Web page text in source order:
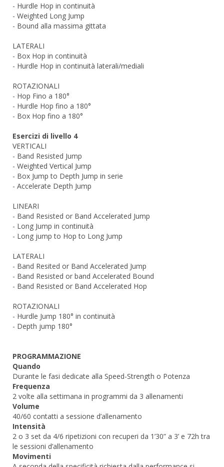
- Hurdle Hop in continuità
- Weighted Long Jump
- Bound alla massima gittata
LATERALI
- Box Hop in continuità
- Hurdle Hop in continuità laterali/mediali
ROTAZIONALI
- Hop Fino a 180°
- Hurdle Hop fino a 180°
- Box Hop fino a 180°
Esercizi di livello 4
VERTICALI
- Band Resisted Jump
- Weighted Vertical Jump
- Box Jump to Depth Jump in serie
- Accelerate Depth Jump
LINEARI
- Band Resisted or Band Accelerated Jump
- Long Jump in continuità
- Long jump to Hop to Long Jump
LATERALI
- Band Resited or Band Accelerated Jump
- Band Resisted or band Accelerated Bound
- Band Resisted or Band Accelerated Hop
ROTAZIONALI
- Hurdle Jump 180° in continuità
- Depth jump 180°
PROGRAMMAZIONE
Quando
Durante le fasi dedicate alla Speed-Strength o Potenza
Frequenza
2 volte alla settimana in programmi da 3 allenamenti
Volume
40/60 contatti a sessione d’allenamento
Intensità
2 o 3 set da 4/6 ripetizioni con recuperi da 1’30” a 3’ e 72h tra
le sessioni d’allenamento
Movimenti